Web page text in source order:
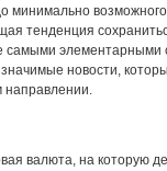
минимально
тенденция
самыми элементарными
новости,
направлении.
валюта, на которую